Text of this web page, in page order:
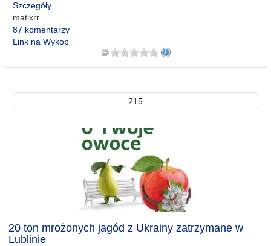
Szczegóły
matixrr
87 komentarzy
Link na Wykop
215
20 ton mrożonych jagód z Ukrainy zatrzymane w
Lublinie